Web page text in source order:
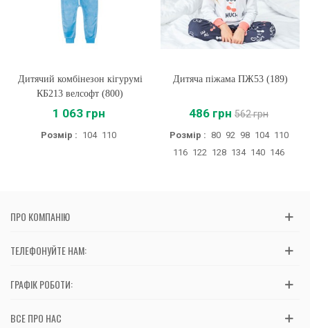
Дитячий комбінезон кігурумі
КБ213 велсофт (800)
1 063 грн
Розмір : 104 110
Дитяча піжама ПЖ53 (189)
486 грн 562 грн
Розмір : 80 92 98 104 110
116 122 128 134 140 146
ПРО КОМПАНІЮ
ТЕЛЕФОНУЙТЕ НАМ:
ГРАФІК РОБОТИ:
ВСЕ ПРО НАС